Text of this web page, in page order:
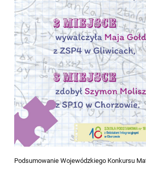
Podsumowanie Wojewódzkiego Konkursu